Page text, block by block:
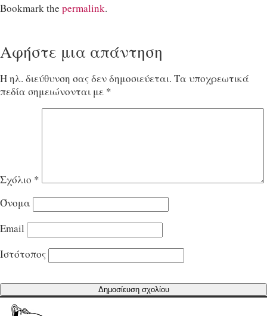
Bookmark the permalink.
Αφήστε μια απάντηση
Η ηλ. διεύθυνση σας δεν δημοσιεύεται. Τα υποχρεωτικά
πεδία σημειώνονται με *
Σχόλιο *
Όνομα
Email
Ιστότοπος